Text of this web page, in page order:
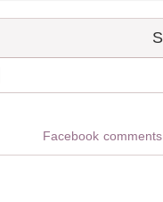
Facebook comments